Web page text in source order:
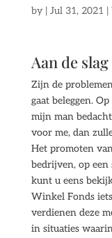
by | Jul 31, 2021 |
Aan de
Zijn de
gaat beleggen.
mijn man
voor me, dan
Het promoten
bedrijven, op
kunt u eens
Winkel Fonds
verdienen deze
in situaties